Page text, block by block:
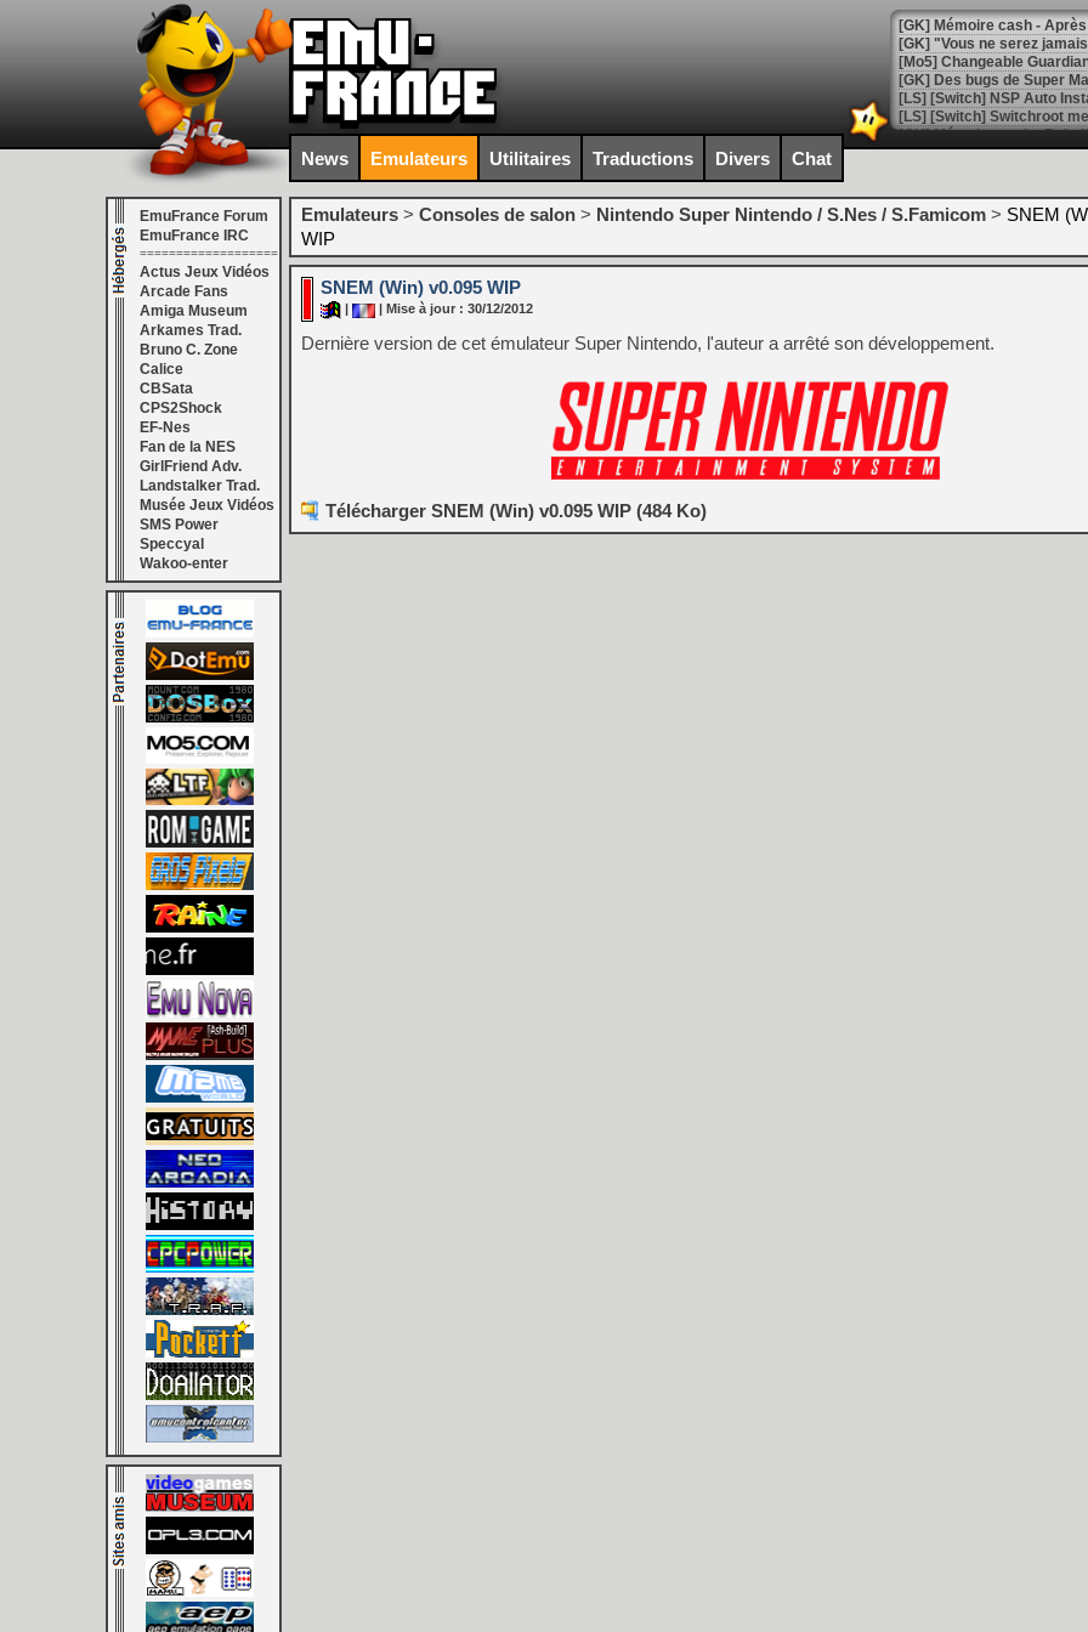
[GK] Mémoire cash -
[GK] "Vous ne serez
[Mo5] Changeable
[GK] Des bugs de Super
[LS] [Switch] NSP Auto
[GK] La saga horrifique
[GK] Le portage de Super
[Mo5] Le jeu de course
[GK] Guillermo del Toro
[GK] Mistfall Hunter : déjà
[GK] Wo Long 2 évolue
[GK] Crossfire : un TPS à
[LS] [PS5] Premiers
[Mo5] DOOM arrive en
[GK] Bethesda fête les 30
[GK] Roblox : l'action en
[GK] Agenda - GeForce
[LS] [PS5] ps5-y2jb-
[GK] Pourquoi Marvel
[GK] Test : Restory : Chill
[GK] GTA 6 : Rockstar
[GK] Hot Wheels Infinite
[GK] Mémoire cash -
[GK] Résultats Nintendo :
[GK] Dans ce jeu de
News Emulateurs Utilitaires Traductions Divers Chat
EmuFrance Forum
EmuFrance IRC
===================
Actus Jeux Vidéos
Arcade Fans
Amiga Museum
Arkames Trad.
Bruno C. Zone
Calice
CBSata
CPS2Shock
EF-Nes
Fan de la NES
GirlFriend Adv.
Landstalker Trad.
Musée Jeux Vidéos
SMS Power
Speccyal
Wakoo-enter
Emulateurs > Consoles de salon > Nintendo Super Nintendo / S.Nes / S.Famicom > SNEM
WIP
SNEM (Win) v0.095 WIP
| Mise à jour : 30/12/2012
Dernière version de cet émulateur Super Nintendo, l'auteur a arrêté son développement.
Télécharger SNEM (Win) v0.095 WIP (484 Ko)